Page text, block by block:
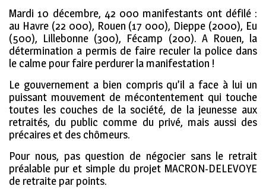
Mardi 10 décembre, 42 000 manifestants ont défilé :
au Havre (22 000), Rouen (17 000), Dieppe (2000), Eu
(500), Lillebonne (300), Fécamp (200). A Rouen, la
détermination a permis de faire reculer la police dans
le calme pour faire perdurer la manifestation !
Le gouvernement a bien compris qu’il a face à lui un
puissant mouvement de mécontentement qui touche
toutes les couches de la société, de la jeunesse aux
retraités, du public comme du privé, mais aussi des
précaires et des chômeurs.
Pour nous, pas question de négocier sans le retrait
préalable pur et simple du projet MACRON-DELEVOYE
de retraite par points.